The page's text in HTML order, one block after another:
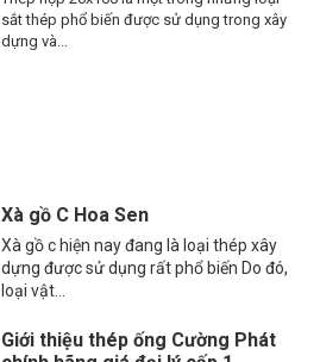
sắt thép phổ biến được sử dụng trong xây
dựng và...
Xà gồ C Hoa Sen
Xà gồ c hiện nay đang là loại thép xây
dựng được sử dụng rất phổ biến Do đó,
loại vật...
Giới thiệu thép ống Cường Phát